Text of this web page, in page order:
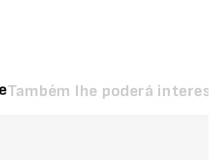
Também lhe poderá